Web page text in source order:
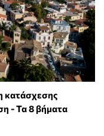
κατάσχεσης
- Τα 8 βήματα